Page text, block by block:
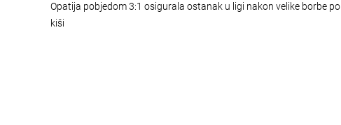
Opatija pobjedom 3:1 osigurala ostanak u ligi nakon velike borbe po
kiši